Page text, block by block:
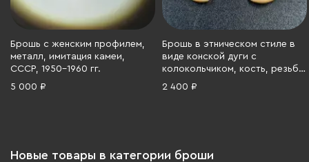
Брошь с женским профилем,
металл, имитация камеи,
СССР, 1950-1960 гг.
5 000 ₽
Брошь в этническом стиле в
виде конской дуги с
колокольчиком, кость, резьба,
металл, СССР, 1970-1990 гг.
2 400 ₽
Новые товары в категории броши